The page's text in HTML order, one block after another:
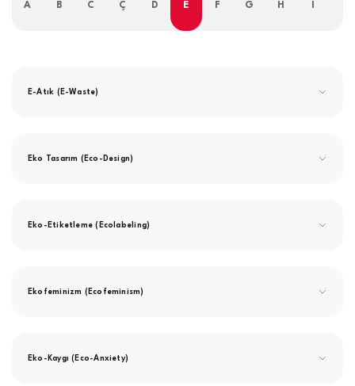
A B C Ç D E F G H
E-Atık (E-Waste)
Eko Tasarım (Eco-Design)
Eko-Etiketleme (Ecolabeling)
Ekofeminizm (Ecofeminism)
Eko-Kaygı (Eco-Anxiety)